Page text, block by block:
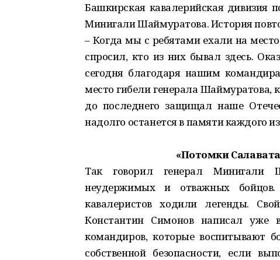
Башкирская кавалерийская дивизия
Минигали Шаймуратова. История
– Когда мы с ребятами ехали на
спросил, кто из них бывал здесь.
сегодня благодаря нашим
место гибели генерала Шаймуратова,
до последнего защищал наше
надолго останется в памяти каждого
«Потомки
Так говорил генерал Минигали
неудержимых и отважных
кавалеристов ходили легенды.
Константин Симонов написал
командиров, которые
собственной безопасности, если